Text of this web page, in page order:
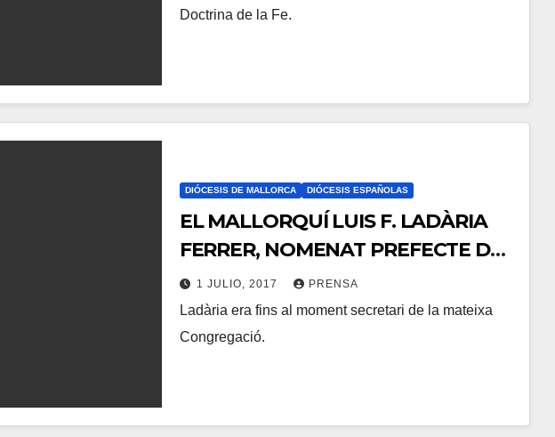
C
E
N
T
R
Doctrina de la Fe.
DIÓCESIS DE MALLORCA DIÓCESIS ESPAÑOLAS
EL MALLORQUÍ LUIS F. LADÀRIA
FERRER, NOMENAT PREFECTE DE
LA CONGREGACIÓ PER A LA
DOCTRINA DE LA FE
1 JULIO, 2017 PRENSA
N
Ladària era fins al moment secretari de la mateixa
Congregació.